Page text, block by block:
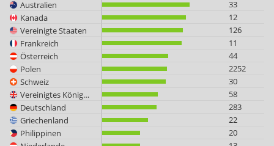
Australien
33
Kanada
12
Vereinigte Staaten
126
Frankreich
11
Österreich
44
Polen
2252
Schweiz
30
Vereinigtes Königreich
58
Deutschland
283
Griechenland
22
Philippinen
20